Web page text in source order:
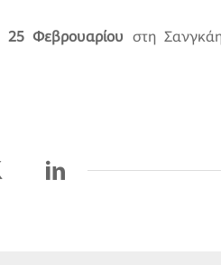
25 Φεβρουαρίου στη